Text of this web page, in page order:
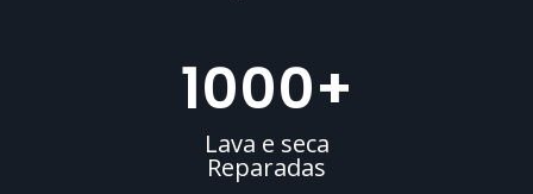
1000+
Lava e seca
Reparadas